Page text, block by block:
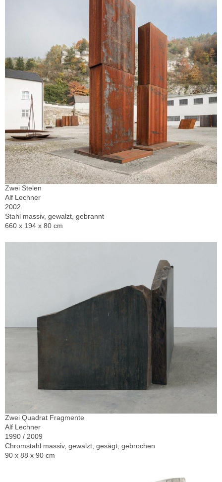
Zwei Stelen
Alf Lechner
2002
Stahl massiv, gewalzt, gebrannt
660 x 194 x 80 cm
Zwei Quadrat Fragmente
Alf Lechner
1990 / 2009
Chromstahl massiv, gewalzt, gesägt, gebrochen
90 x 88 x 90 cm